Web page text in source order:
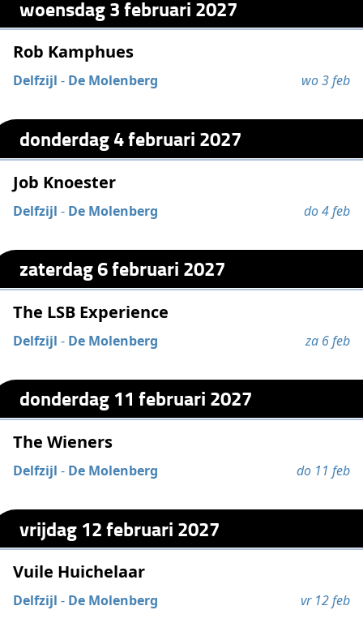
woensdag 3 februari 2027
Rob Kamphues
Delfzijl - De Molenberg wo 3 feb
donderdag 4 februari 2027
Job Knoester
Delfzijl - De Molenberg do 4 feb
zaterdag 6 februari 2027
The LSB Experience
Delfzijl - De Molenberg za 6 feb
donderdag 11 februari 2027
The Wieners
Delfzijl - De Molenberg do 11 feb
vrijdag 12 februari 2027
Vuile Huichelaar
Delfzijl - De Molenberg vr 12 feb